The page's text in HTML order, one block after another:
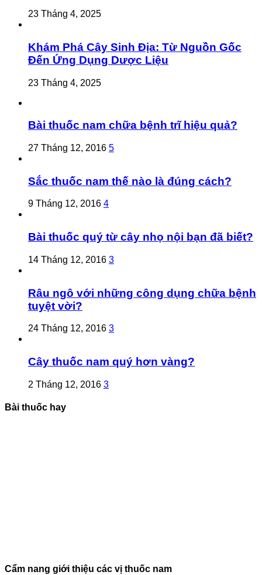
23 Tháng 4, 2025
Khám Phá Cây Sinh Địa: Từ Nguồn Gốc
Đến Ứng Dụng Dược Liệu
23 Tháng 4, 2025
Bài thuốc nam chữa bệnh trĩ hiệu quả?
27 Tháng 12, 2016 5
Sắc thuốc nam thế nào là đúng cách?
9 Tháng 12, 2016 4
Bài thuốc quý từ cây nhọ nội bạn đã biết?
14 Tháng 12, 2016 3
Râu ngô với những công dụng chữa bệnh
tuyệt vời?
24 Tháng 12, 2016 3
Cây thuốc nam quý hơn vàng?
2 Tháng 12, 2016 3
Bài thuốc hay
Cẩm nang giới thiệu các vị thuốc nam